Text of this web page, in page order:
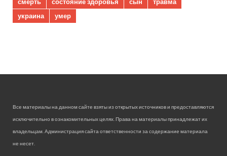
смерть
состояние здоровья сын
травма
украина
умер
Все материалы на данном сайте взяты из открытых источников и предоставляются
исключительно в ознакомительных целях. Права на материалы принадлежат их
владельцам. Администрация сайта ответственности за содержание материала
не несет.